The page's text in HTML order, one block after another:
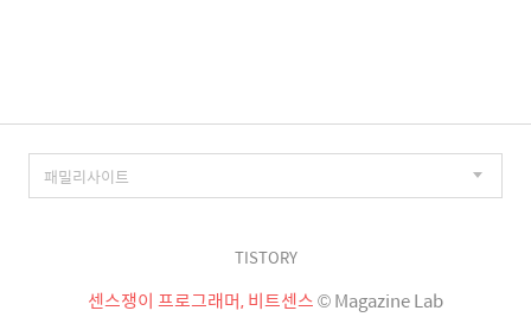
TISTORY
센스쟁이 프로그래머, 비트센스© Magazine Lab